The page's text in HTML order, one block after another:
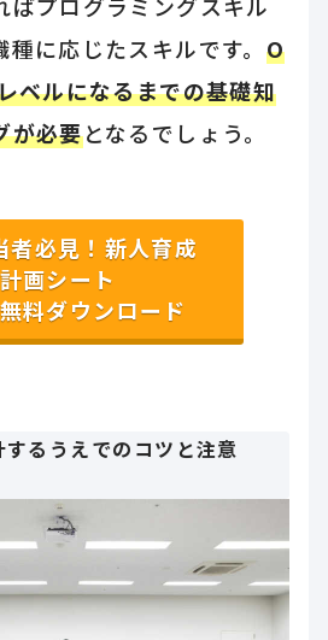
に応じたスキルです。 O
ベルになるまでの基礎知
が必要となるでしょう。
者必見！新人育成
計画シート
料ダウンロード
るうえでのコツと注意